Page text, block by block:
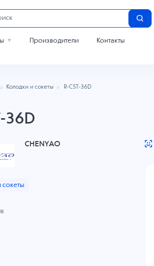
Производители Контакты
Колодки и сокеты R-CST-36D
36D
CHENYAO
сокеты